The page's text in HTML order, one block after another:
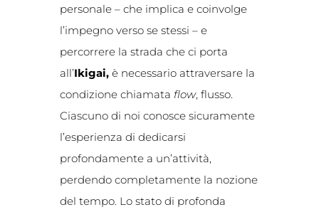
personale – che implica e coinvolge
l’impegno verso se stessi – e
percorrere la strada che ci porta
all’Ikigai, è necessario attraversare la
condizione chiamata flow, flusso.
Ciascuno di noi conosce sicuramente
l’esperienza di dedicarsi
profondamente a un’attività,
perdendo completamente la nozione
del tempo. Lo stato di profonda